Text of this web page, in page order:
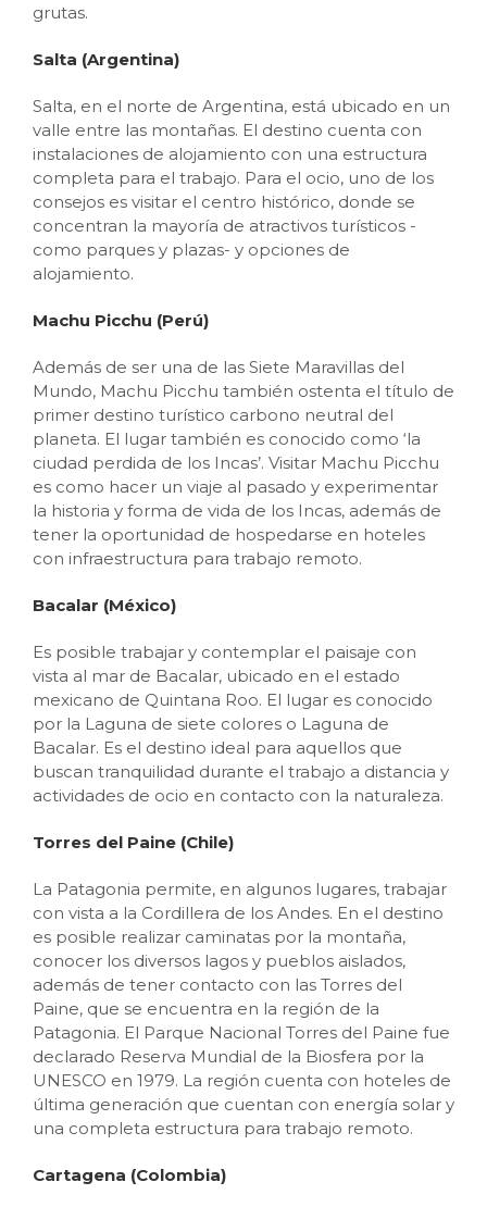
grutas.
Salta (Argentina)
Salta, en el norte de Argentina, está ubicado en un
valle entre las montañas. El destino cuenta con
instalaciones de alojamiento con una estructura
completa para el trabajo. Para el ocio, uno de los
consejos es visitar el centro histórico, donde se
concentran la mayoría de atractivos turísticos -
como parques y plazas- y opciones de
alojamiento.
Machu Picchu (Perú)
Además de ser una de las Siete Maravillas del
Mundo, Machu Picchu también ostenta el título de
primer destino turístico carbono neutral del
planeta. El lugar también es conocido como ‘la
ciudad perdida de los Incas’. Visitar Machu Picchu
es como hacer un viaje al pasado y experimentar
la historia y forma de vida de los Incas, además de
tener la oportunidad de hospedarse en hoteles
con infraestructura para trabajo remoto.
Bacalar (México)
Es posible trabajar y contemplar el paisaje con
vista al mar de Bacalar, ubicado en el estado
mexicano de Quintana Roo. El lugar es conocido
por la Laguna de siete colores o Laguna de
Bacalar. Es el destino ideal para aquellos que
buscan tranquilidad durante el trabajo a distancia y
actividades de ocio en contacto con la naturaleza.
Torres del Paine (Chile)
La Patagonia permite, en algunos lugares, trabajar
con vista a la Cordillera de los Andes. En el destino
es posible realizar caminatas por la montaña,
conocer los diversos lagos y pueblos aislados,
además de tener contacto con las Torres del
Paine, que se encuentra en la región de la
Patagonia. El Parque Nacional Torres del Paine fue
declarado Reserva Mundial de la Biosfera por la
UNESCO en 1979. La región cuenta con hoteles de
última generación que cuentan con energía solar y
una completa estructura para trabajo remoto.
Cartagena (Colombia)